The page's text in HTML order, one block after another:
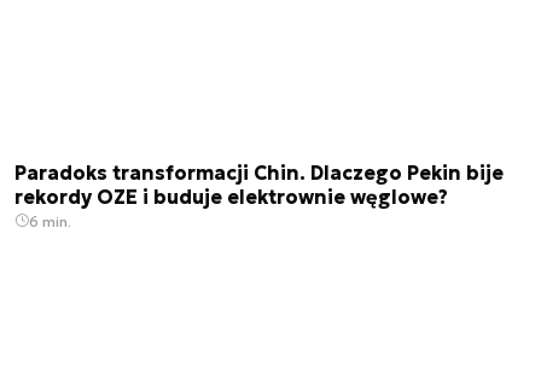
Paradoks transformacji Chin. Dlaczego Pekin bije
rekordy OZE i buduje elektrownie węglowe?
6 min.